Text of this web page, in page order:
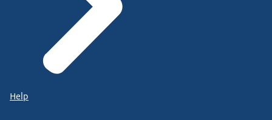
Help